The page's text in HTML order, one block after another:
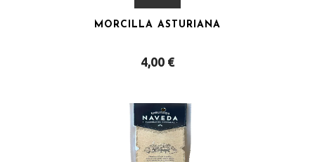
AL
CARRITO
MORCILLA ASTURIANA
4,00 €